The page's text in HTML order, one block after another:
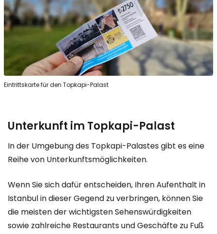
Eintrittskarte für den Topkapi-Palast
Unterkunft im Topkapi-Palast
In der Umgebung des Topkapi-Palastes gibt es eine
Reihe von Unterkunftsmöglichkeiten.
Wenn Sie sich dafür entscheiden, Ihren Aufenthalt in
Istanbul in dieser Gegend zu verbringen, können Sie
die meisten der wichtigsten Sehenswürdigkeiten
sowie zahlreiche Restaurants und Geschäfte zu Fuß